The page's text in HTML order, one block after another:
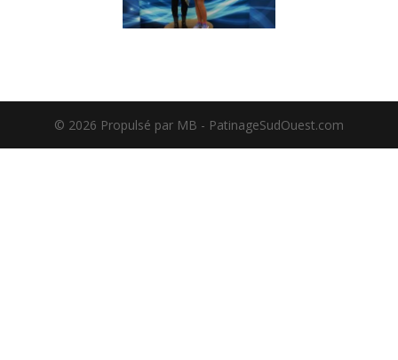
©️ 2026 Propulsé par MB - PatinageSudOuest.com